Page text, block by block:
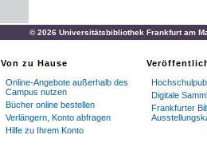
© 2026 Universitätsbibliothek Frankfurt am
Von zu Hause
Online-Angebote außerhalb des
Campus nutzen
Bücher online bestellen
Verlängern, Konto abfragen
Hilfe zu Ihrem Konto
Digitale
Frankfurter